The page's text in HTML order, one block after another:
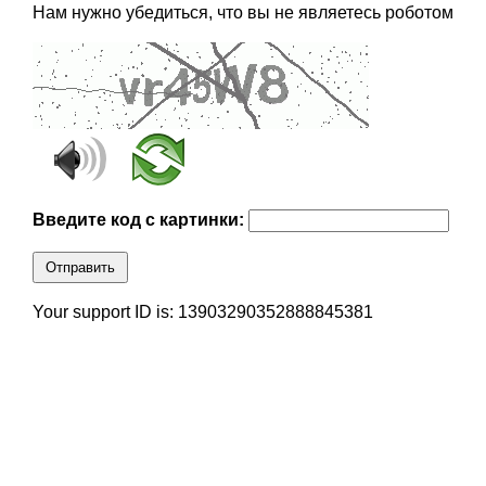
Нам нужно убедиться, что вы не являетесь роботом
Введите код с картинки:
Отправить
Your support ID is: 13903290352888845381